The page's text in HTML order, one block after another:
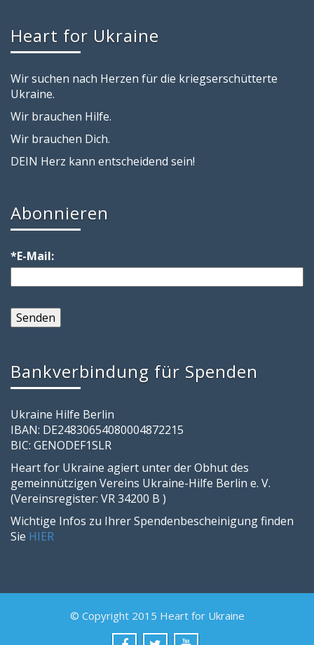
Heart for Ukraine
Wir suchen nach Herzen für die kriegserschütterte
Ukraine.
Wir brauchen Hilfe.
Wir brauchen Dich.
DEIN Herz kann entscheidend sein!
Abonnieren
*E-Mail:
Bankverbindung für Spenden
Ukraine Hilfe Berlin
IBAN: DE24830654080004872215
BIC: GENODEF1SLR
Heart for Ukraine agiert unter der Obhut des
gemeinnützigen Vereins Ukraine-Hilfe Berlin e. V.
(Vereinsregister: VR 34200 B )
Wichtige Infos zu Ihrer Spendenbescheinigung finden
Sie HIER
© Copyright 2015 Heart for Ukraine